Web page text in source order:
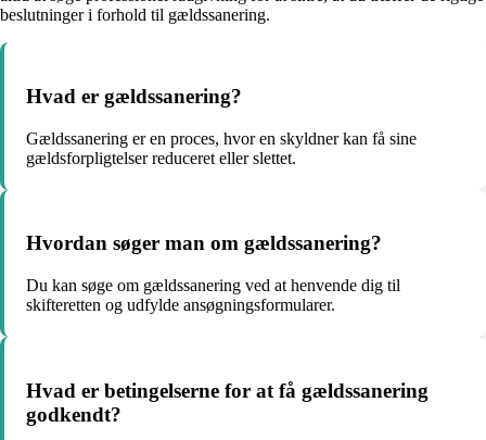
beslutninger i forhold til gældssanering.
Hvad er gældssanering?
Gældssanering er en proces, hvor en skyldner kan få sine
gældsforpligtelser reduceret eller slettet.
Hvordan søger man om gældssanering?
Du kan søge om gældssanering ved at henvende dig til
skifteretten og udfylde ansøgningsformularer.
Hvad er betingelserne for at få gældssanering
godkendt?